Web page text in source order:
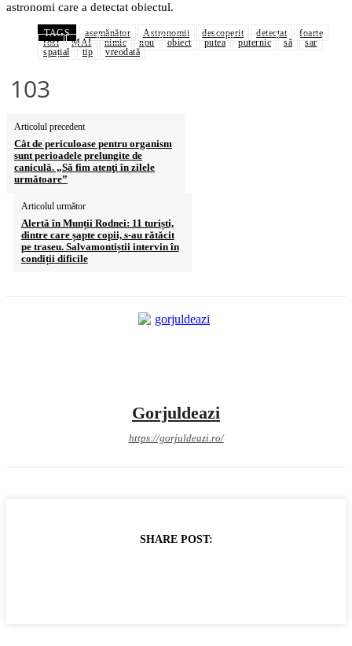
astronomi care a detectat obiectul.
TAGS asemănător Astronomii descoperit detectat
foarte
fost
MAI nimic nou obiect putea puternic să
sar
spațial
tip vreodată
103
Articolul precedent
Cât de periculoase pentru organism
sunt perioadele prelungite de
caniculă. „Să fim atenţi în zilele
următoare”
Articolul următor
Alertă în Munții Rodnei: 11 turiști,
dintre care șapte copii, s-au rătăcit
pe traseu. Salvamontiștii intervin în
condiții dificile
Gorjuldeazi
https://gorjuldeazi.ro/
SHARE POST: